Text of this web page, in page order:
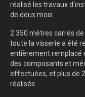
réalisé les travaux
de deux mois.
2 350 mètres carrés
toute la visserie a été
entièrement remplacé
des composants et
effectuées, et plus de
réalisés.